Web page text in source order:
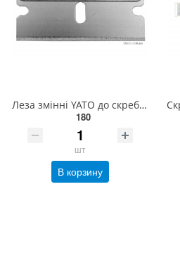
Леза змінні YATO до скребка по склі YT-1379, 19 х 39 мм, пакув. 10 шт [50] YT-13790
180
шт
В корзину